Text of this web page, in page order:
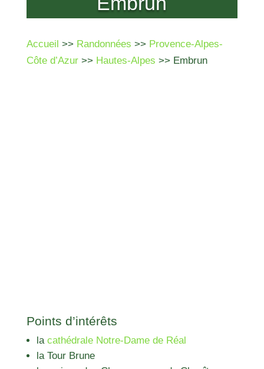
Accueil >> Randonnées >> Provence-Alpes-
Côte d’Azur>> Hautes-Alpes >> Embrun
Points d’intérêts
la cathédrale Notre-Dame de Réal
la Tour Brune